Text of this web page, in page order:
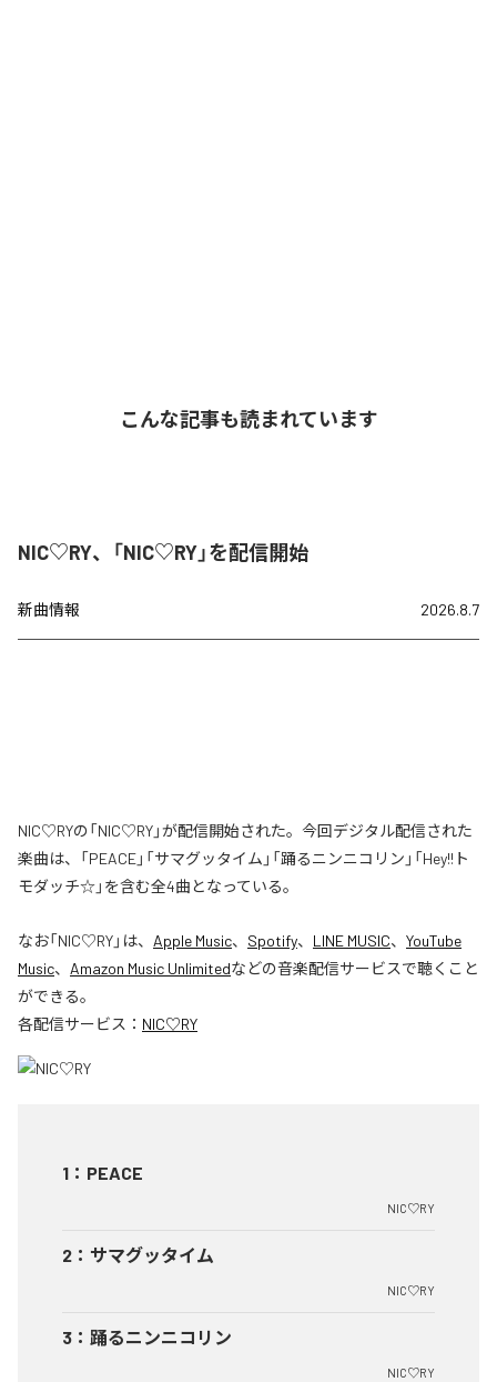
こんな記事も読まれています
NIC♡RY、「NIC♡RY」を配信開始
新曲情報 2026.8.7
NIC♡RYの「NIC♡RY」が配信開始された。今回デジタル配信された
楽曲は、「PEACE」「サマグッタイム」「踊るニンニコリン」「Hey!!ト
モダッチ☆」を含む全4曲となっている。
なお「NIC♡RY」は、 Apple Music、 Spotify、 LINE MUSIC、 YouTube
Music、 Amazon Music Unlimitedなどの音楽配信サービスで聴くこと
ができる。
各配信サービス： NIC♡RY
1 ： PEACE
NIC♡RY
2 ： サマグッタイム
NIC♡RY
3 ： 踊るニンニコリン
NIC♡RY